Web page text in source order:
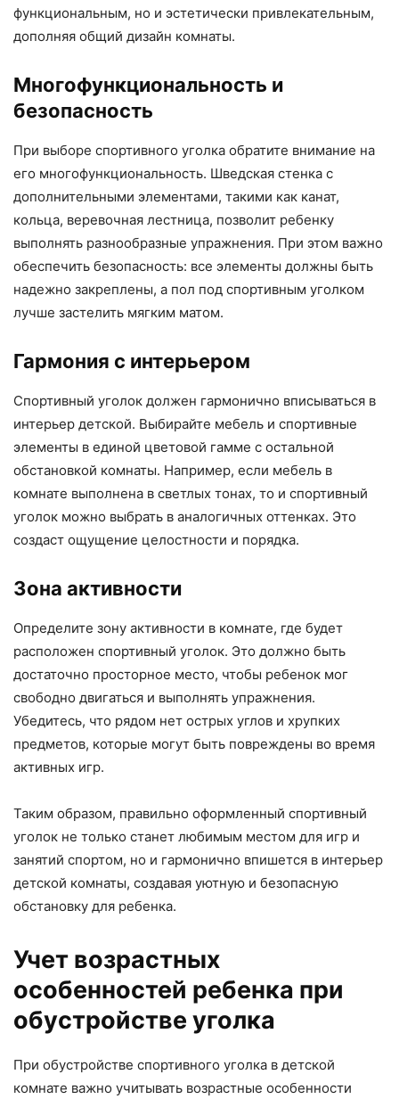
функциональным, но и эстетически привлекательным,
дополняя общий дизайн комнаты.
Многофункциональность и
безопасность
При выборе спортивного уголка обратите внимание на
его многофункциональность. Шведская стенка с
дополнительными элементами, такими как канат,
кольца, веревочная лестница, позволит ребенку
выполнять разнообразные упражнения. При этом важно
обеспечить безопасность: все элементы должны быть
надежно закреплены, а пол под спортивным уголком
лучше застелить мягким матом.
Гармония с интерьером
Спортивный уголок должен гармонично вписываться в
интерьер детской. Выбирайте мебель и спортивные
элементы в единой цветовой гамме с остальной
обстановкой комнаты. Например, если мебель в
комнате выполнена в светлых тонах, то и спортивный
уголок можно выбрать в аналогичных оттенках. Это
создаст ощущение целостности и порядка.
Зона активности
Определите зону активности в комнате, где будет
расположен спортивный уголок. Это должно быть
достаточно просторное место, чтобы ребенок мог
свободно двигаться и выполнять упражнения.
Убедитесь, что рядом нет острых углов и хрупких
предметов, которые могут быть повреждены во время
активных игр.
Таким образом, правильно оформленный спортивный
уголок не только станет любимым местом для игр и
занятий спортом, но и гармонично впишется в интерьер
детской комнаты, создавая уютную и безопасную
обстановку для ребенка.
Учет возрастных
особенностей ребенка при
обустройстве уголка
При обустройстве спортивного уголка в детской
комнате важно учитывать возрастные особенности